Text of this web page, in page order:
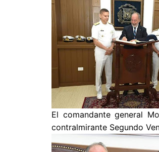
El comandante general
contralmirante Segundo